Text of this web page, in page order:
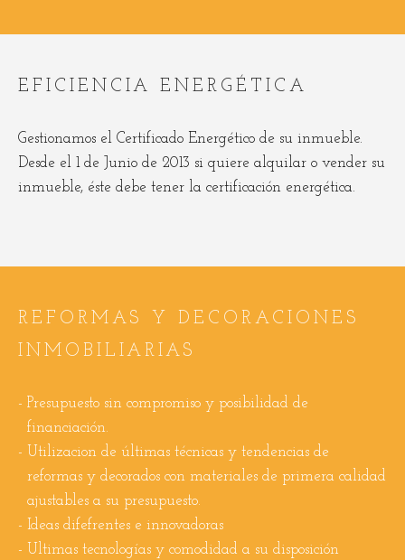
EFICIENCIA ENERGÉTICA
Gestionamos el Certificado Energético de su inmueble.
Desde el 1 de Junio de 2013 si quiere alquilar o vender su
inmueble, éste debe tener la certificación energética.
REFORMAS Y DECORACIONES
INMOBILIARIAS
Presupuesto sin compromiso y posibilidad de
financiación.
Utilizacion de últimas técnicas y tendencias de
reformas y decorados con materiales de primera calidad
ajustables a su presupuesto.
Ideas difefrentes e innovadoras
Ultimas tecnologías y comodidad a su disposición